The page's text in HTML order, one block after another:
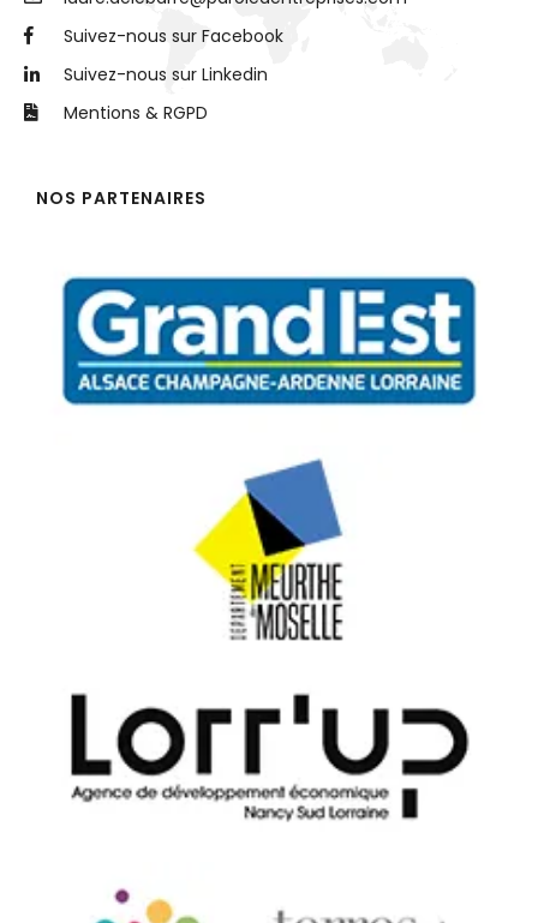
Suivez-nous sur Facebook
Suivez-nous sur Linkedin
Mentions & RGPD
NOS PARTENAIRES